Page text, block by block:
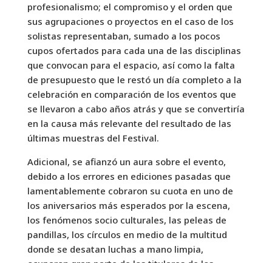
profesionalismo; el compromiso y el orden que
sus agrupaciones o proyectos en el caso de los
solistas representaban, sumado a los pocos
cupos ofertados para cada una de las disciplinas
que convocan para el espacio, así como la falta
de presupuesto que le restó un día completo a la
celebración en comparación de los eventos que
se llevaron a cabo años atrás y que se convertiría
en la causa más relevante del resultado de las
últimas muestras del Festival.
Adicional, se afianzó un aura sobre el evento,
debido a los errores en ediciones pasadas que
lamentablemente cobraron su cuota en uno de
los aniversarios más esperados por la escena,
los fenómenos socio culturales, las peleas de
pandillas, los círculos en medio de la multitud
donde se desatan luchas a mano limpia,